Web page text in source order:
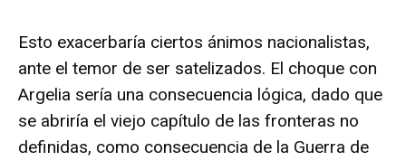
Esto exacerbaría ciertos ánimos nacionalistas,
ante el temor de ser satelizados. El choque con
Argelia sería una consecuencia lógica, dado que
se abriría el viejo capítulo de las fronteras no
definidas, como consecuencia de la Guerra de